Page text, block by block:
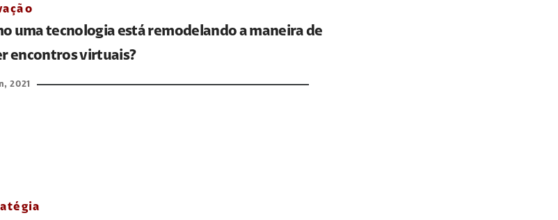
uma tecnologia está remodelando a maneira de
encontros virtuais?
2021